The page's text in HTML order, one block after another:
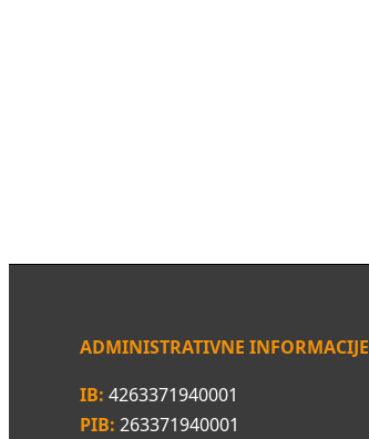
ADMINISTRATIVNE INFORMACIJE
IB: 4263371940001
PIB: 263371940001